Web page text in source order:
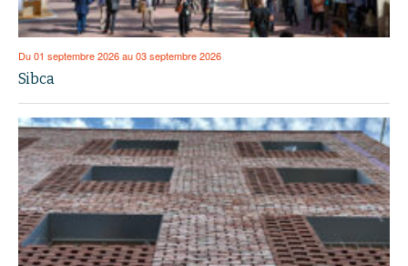
Du 01 septembre 2026 au 03 septembre 2026
Sibca